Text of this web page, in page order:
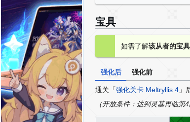
宝具
如需了解该从者的宝
强化后 强化前
通关「强化关卡 Meltryllis 4 」
（开放条件：达到灵基再临第